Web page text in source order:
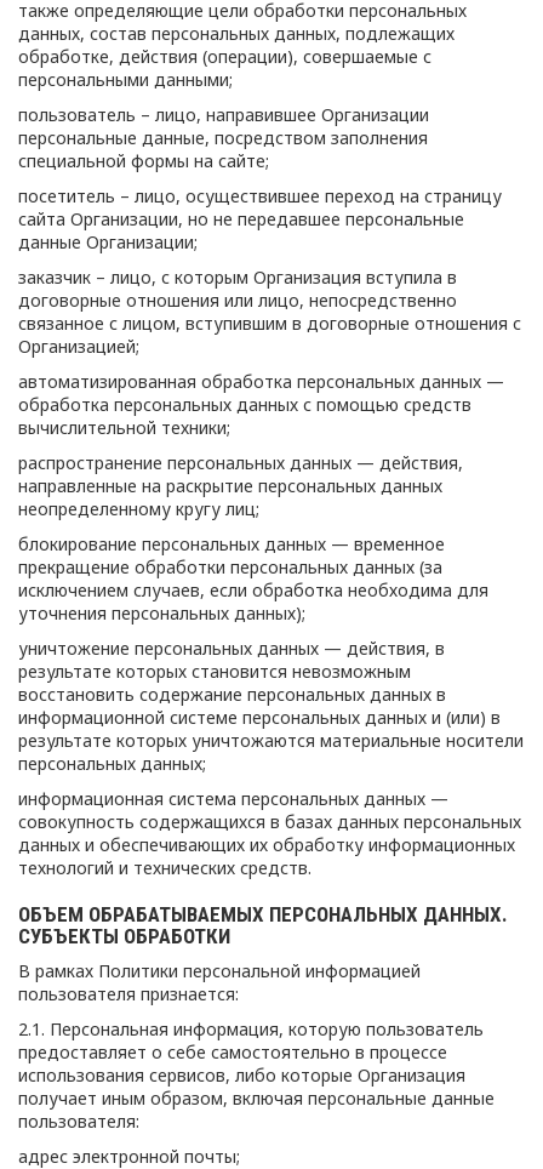
также определяющие цели обработки персональных
данных, состав персональных данных, подлежащих
обработке, действия (операции), совершаемые с
персональными данными;
пользователь – лицо, направившее Организации
персональные данные, посредством заполнения
специальной формы на сайте;
посетитель – лицо, осуществившее переход на страницу
сайта Организации, но не передавшее персональные
данные Организации;
заказчик – лицо, с которым Организация вступила в
договорные отношения или лицо, непосредственно
связанное с лицом, вступившим в договорные отношения с
Организацией;
автоматизированная обработка персональных данных —
обработка персональных данных с помощью средств
вычислительной техники;
распространение персональных данных — действия,
направленные на раскрытие персональных данных
неопределенному кругу лиц;
блокирование персональных данных — временное
прекращение обработки персональных данных (за
исключением случаев, если обработка необходима для
уточнения персональных данных);
уничтожение персональных данных — действия, в
результате которых становится невозможным
восстановить содержание персональных данных в
информационной системе персональных данных и (или) в
результате которых уничтожаются материальные носители
персональных данных;
информационная система персональных данных —
совокупность содержащихся в базах данных персональных
данных и обеспечивающих их обработку информационных
технологий и технических средств.
ОБЪЕМ ОБРАБАТЫВАЕМЫХ ПЕРСОНАЛЬНЫХ ДАННЫХ.
СУБЪЕКТЫ ОБРАБОТКИ
В рамках Политики персональной информацией
пользователя признается:
2.1. Персональная информация, которую пользователь
предоставляет о себе самостоятельно в процессе
использования сервисов, либо которые Организация
получает иным образом, включая персональные данные
пользователя:
адрес электронной почты;